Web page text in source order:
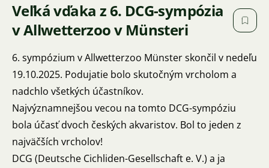
Veľká vďaka z 6. DCG-sympózia
v Allwetterzoo v Münsteri
6. sympózium v Allwetterzoo Münster skončil v nedeľu
19.10.2025. Podujatie bolo skutočným vrcholom a
nadchlo všetkých účastníkov.
Najvýznamnejšou vecou na tomto DCG-sympóziu
bola účasť dvoch českých akvaristov. Bol to jeden z
najväčších vrcholov!
DCG (Deutsche Cichliden-Gesellschaft e. V.) a ja